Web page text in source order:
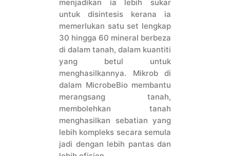
menjadikan ia lebih sukar
untuk disintesis kerana ia
memerlukan satu set lengkap
30 hingga 60 mineral berbeza
di dalam tanah, dalam kuantiti
yang betul untuk
menghasilkannya. Mikrob di
dalam MicrobeBio membantu
merangsang tanah,
membolehkan tanah
menghasilkan sebatian yang
lebih kompleks secara semula
jadi dengan lebih pantas dan